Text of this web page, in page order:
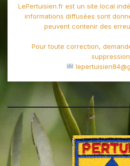
LePertuisien.fr est un site local
informations diffusées sont
peuvent contenir des
Pour toute correction,